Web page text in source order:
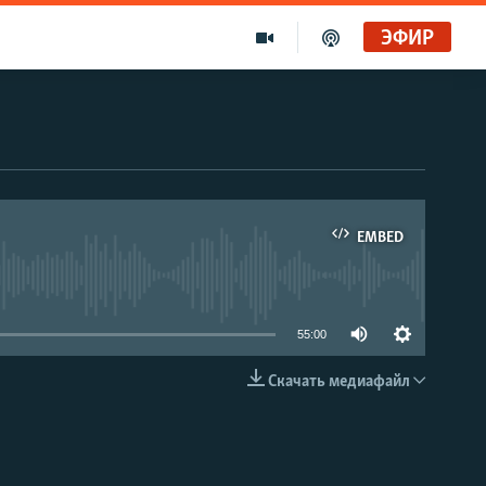
ЭФИР
EMBED
EMBED
55:00
Скачать медиафайл